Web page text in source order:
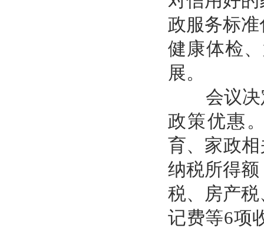
政服务标
健康体检
展。
会议决定
政策优惠
育、家政
纳税所得
税、房产
记费等6项